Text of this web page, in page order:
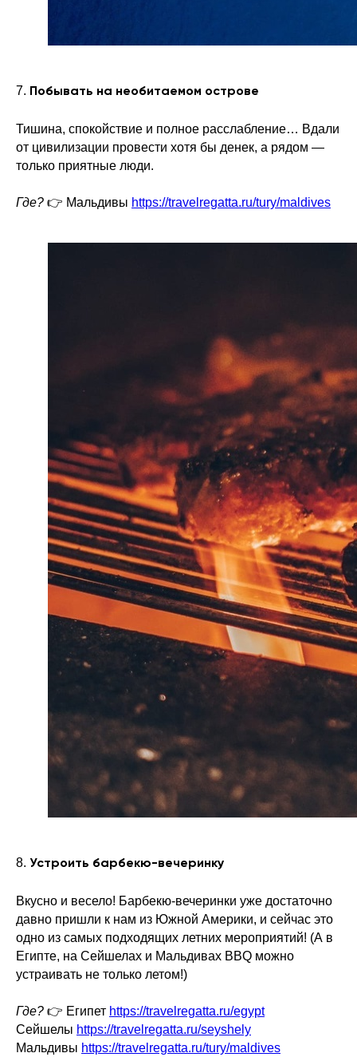
7. Побывать на необитаемом острове
Тишина, спокойствие и полное расслабление… Вдали
от цивилизации провести хотя бы денек, а рядом —
только приятные люди.
Где? 👉 Мальдивы https://travelregatta.ru/tury/maldives
8. Устроить барбекю-вечеринку
Вкусно и весело! Барбекю-вечеринки уже достаточно
давно пришли к нам из Южной Америки, и сейчас это
одно из самых подходящих летних мероприятий! (А в
Египте, на Сейшелах и Мальдивах BBQ можно
устраивать не только летом!)
Где? 👉 Египет https://travelregatta.ru/egypt
Сейшелы https://travelregatta.ru/seyshely
Мальдивы https://travelregatta.ru/tury/maldives